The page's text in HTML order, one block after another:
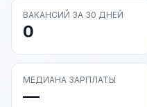
ВАКАНСИЙ ЗА 30 ДНЕЙ
0
МЕДИАНА ЗАРПЛАТЫ
—